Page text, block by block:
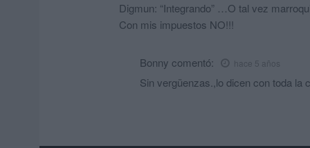
Digmun: “Integrando” …O tal vez
Con mis impuestos NO!!!
Bonny comentó: hace 5 años
Sin vergüenzas.,lo dicen con toda la